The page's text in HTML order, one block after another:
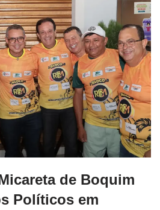
de Boquim
Políticos em